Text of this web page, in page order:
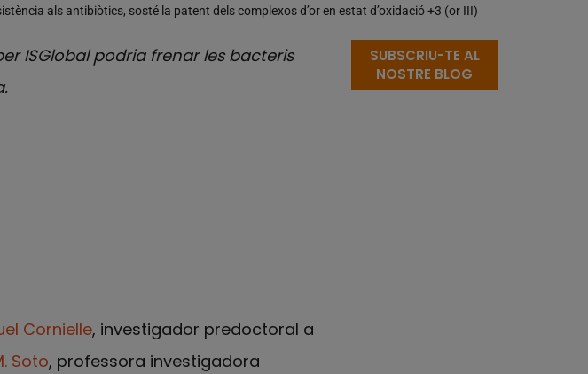
als antibiòtics, sosté la patent dels complexos d’or en estat d’oxidació +3 (or III)
ISGlobal podria frenar les bacteris
Cornielle, investigador predoctoral a
Soto, professora investigadora
SUBSCRIU-TE AL
NOSTRE BLOG